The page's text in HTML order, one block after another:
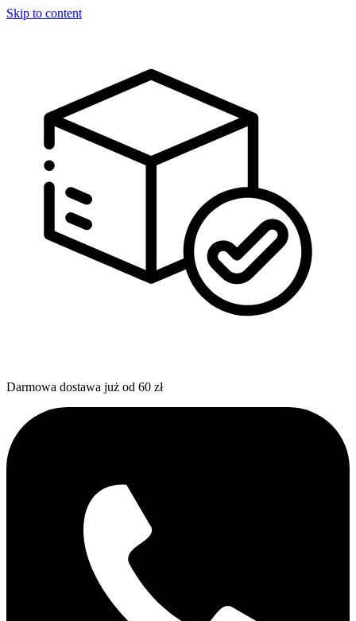
Skip to content
Darmowa dostawa już od 60 zł